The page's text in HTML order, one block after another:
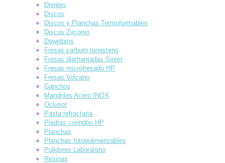
Dientes
Discos
Discos y Planchas Termoformables
Discos Zirconio
Dowelpins
Fresas carburo tungsteno
Fresas diamantadas Sinter
Fresas microfresado HP
Fresas Volcano
Ganchos
Mandriles Acero INOX
Oclusor
Pasta refractaria
Piedras corindón HP
Planchas
Planchas fotopolimerizables
Pulidores Laboratorio
Resinas